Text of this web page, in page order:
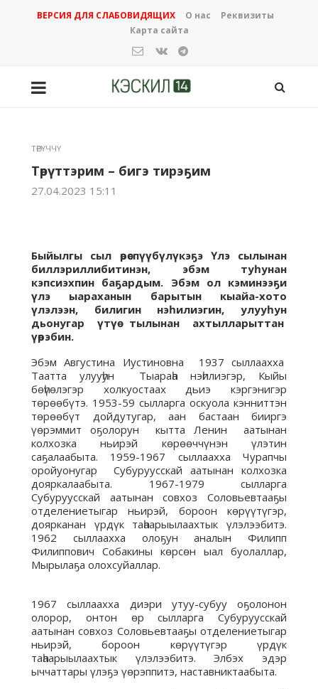
ВЕРСИЯ ДЛЯ СЛАБОВИДЯЩИХ О нас
Реквизиты
Карта сайта
ТӨРҮЧЧҮ
Төрүттэрим – бигэ тирэҕим
27.04.2023 15:11
Быйылгы сыл өрөспүүбүлүкэҕэ Үлэ сылынан
биллэриллибитинэн, эбэм туһунан
кэпсиэхпин баҕардым. Эбэм ол кэминээҕи
үлэ ыараханын барытын кыайа-хото
үлэлээн, билигин нэһилиэгин, улууһун
дьонугар үтүө тылынан ахтылларыттан
үөрэбин.
Эбэм Августина Иустиновна 1937 сыллаахха
Таатта улууһун Тыараһа нэһилиэгэр, Кыйы
бөһүөлэгэр холкуостаах дьиэ кэргэнигэр
төрөөбүтэ. 1953-59 сылларга оскуола кэнниттэн
төрөөбүт дойдутугар, аан бастаан бииргэ
үөрэммит оҕолорун кытта Ленин аатынан
колхозка ньирэй көрөөччүнэн үлэтин
саҕалаабыта. 1959-1967 сыллаахха Чурапчы
оройуонугар Субуруусскай аатынан колхозка
дояркалаабыта. 1967-1979 сылларга
Субуруусскай аатынан совхоз Соловьевтааҕы
отделениетыгар ньирэй, бороон көрүүтүгэр,
доярканан үрдүк таһаарыылаахтык үлэлээбитэ.
1962 сыллаахха олоҕун аналын Филипп
Филиппович Собакины көрсөн ыал буолаллар,
Мырылаҕа олохсуйаллар.
1967 сыллаахха диэри утуу-субуу оҕолонон
олорор, онтон өр сылларга Субуруусскай
аатынан совхоз Соловьевтааҕы отделениетыгар
ньирэй, бороон көрүүтүгэр үрдүк
таһаарыылаахтык үлэлээбитэ. Элбэх эдэр
ыччаттары үлэҕэ үөрэппитэ, наставниктаабыта.